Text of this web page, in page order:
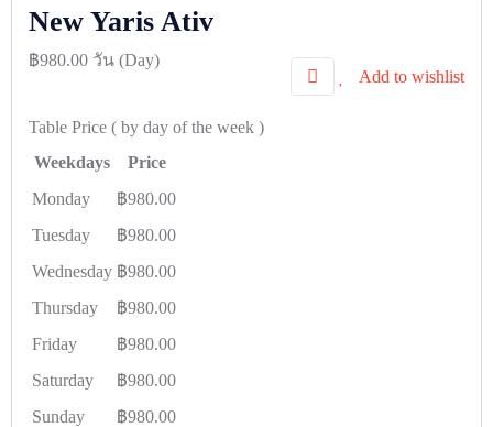
New Yaris Ativ
฿980.00 วัน (Day)
Add to wishlist
Table Price ( by day of the week )
Weekdays
Price
Monday
฿980.00
Tuesday
฿980.00
Wednesday ฿980.00
Thursday
฿980.00
Friday
฿980.00
Saturday
฿980.00
Sunday
฿980.00